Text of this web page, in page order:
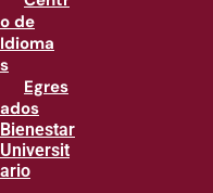
o de
Idioma
s
Egres
ados
Bienestar
Universit
ario